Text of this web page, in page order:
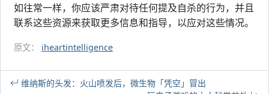
如往常一样，你应该严肃对待任何提及自杀的行为，并且
联系这些资源来获取更多信息和指导，以应对这些情况。
原文： iheartintelligence
维纳斯的头发：火山喷发后，微生物「凭空」冒出